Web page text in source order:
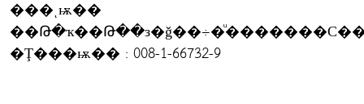
���ͺѭ��
�Ţ���ѭ�� : 008-1-66732-9